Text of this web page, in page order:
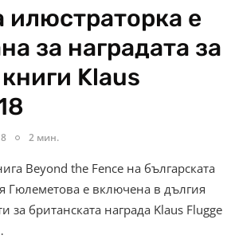
илюстраторка е
за наградата за
Klaus
2 мин.
Beyond the Fence на българската
Гюлеметова e включена в дългия
за британската награда Klaus Flugge